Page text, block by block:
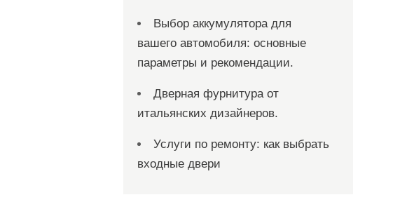
Выбор аккумулятора для
вашего автомобиля: основные
параметры и рекомендации.
Дверная фурнитура от
итальянских дизайнеров.
Услуги по ремонту: как выбрать
входные двери